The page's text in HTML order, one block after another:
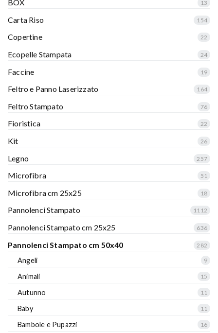
BOX 13
Carta Riso 154
Copertine 22
Ecopelle Stampata 24
Faccine 19
Feltro e Panno Laserizzato 164
Feltro Stampato 76
Fioristica 22
Kit 26
Legno 257
Microfibra 51
Microfibra cm 25x25 18
Pannolenci Stampato 1112
Pannolenci Stampato cm 25x25 636
Pannolenci Stampato cm 50x40 282
Angeli 9
Animali 15
Autunno 11
Baby 11
Bambole e Pupazzi 16